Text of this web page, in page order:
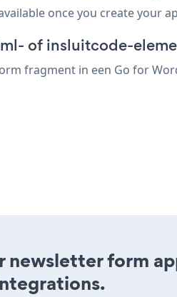
once you create your
of insluitcode-
fragment in een Go for
newsletter form